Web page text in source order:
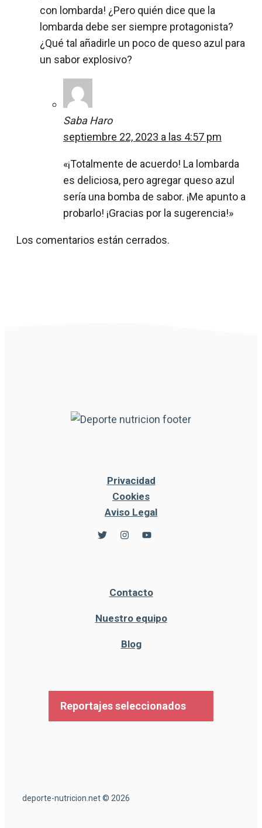
con lombarda! ¿Pero quién dice que la
lombarda debe ser siempre protagonista?
¿Qué tal añadirle un poco de queso azul para
un sabor explosivo?
Saba Haro
septiembre 22, 2023 a las 4:57 pm
«¡Totalmente de acuerdo! La lombarda
es deliciosa, pero agregar queso azul
sería una bomba de sabor. ¡Me apunto a
probarlo! ¡Gracias por la sugerencia!»
Los comentarios están cerrados.
Privacidad
Cookies
Aviso Legal
Contacto
Nuestro equipo
Blog
Reportajes seleccionados
deporte-nutricion.net © 2026